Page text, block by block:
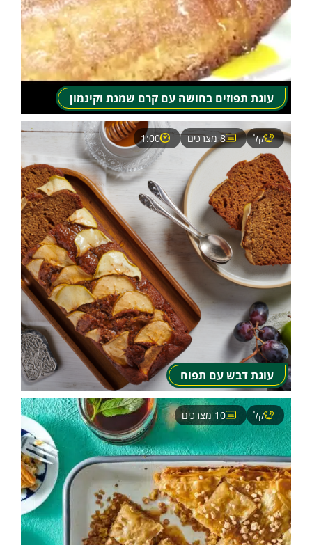
עוגת תפוזים בחושה עם קרם שמנת וקינמון
עוגת דבש עם תפוח
קל 8 מצרכים 1:00
קל 10 מצרכים